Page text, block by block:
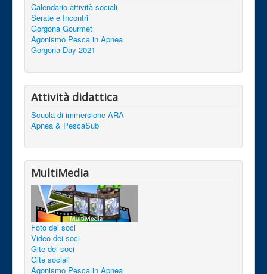
Calendario attività sociali
Serate e Incontri
Gorgona Gourmet
Agonismo Pesca in Apnea
Gorgona Day 2021
Attività didattica
Scuola di immersione ARA
Apnea & PescaSub
MultiMedia
Foto dei soci
Video dei soci
Gite dei soci
Gite sociali
Agonismo Pesca in Apnea